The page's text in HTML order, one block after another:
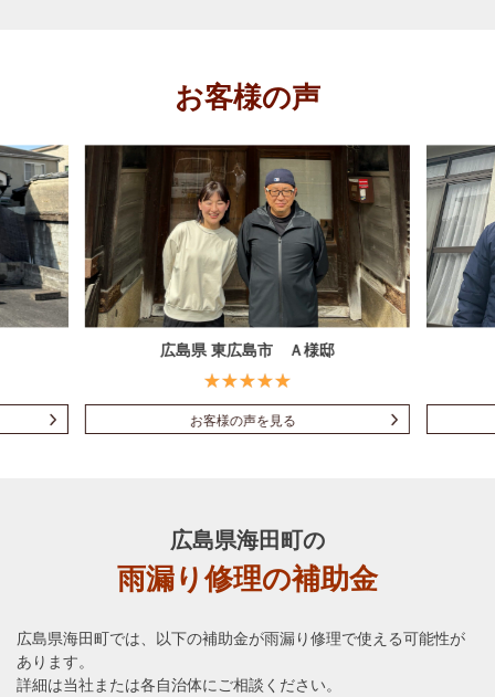
お客様の声
広島県 東広島市 Ａ様邸
お客様の声を見る
広島県海田町の
雨漏り修理の補助金
広島県海田町では、以下の補助金が雨漏り修理で使える可能性が
あります。
詳細は当社または各自治体にご相談ください。